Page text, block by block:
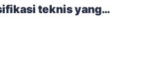
teknis yang